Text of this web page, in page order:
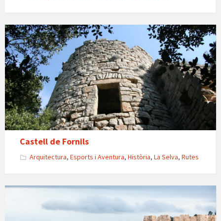
Castell
de
Fornils
Castell de Fornils
Arquitectura, Esports i Aventura, Història, La Selva, Rutes
Castell